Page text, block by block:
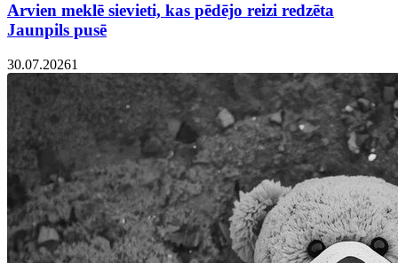
Arvien meklē sievieti, kas pēdējo reizi redzēta
Jaunpils pusē
30.07.20261